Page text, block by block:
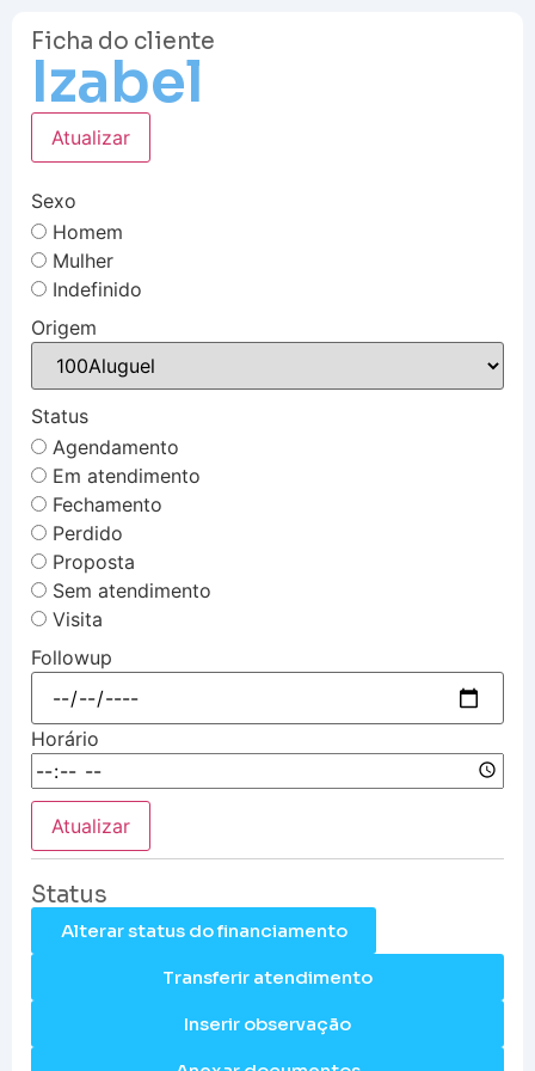
Ficha do cliente
Izabel
Atualizar
Sexo
Homem
Mulher
Indefinido
Origem
Status
Agendamento
Em atendimento
Fechamento
Perdido
Proposta
Sem atendimento
Visita
Followup
Horário
Atualizar
Status
Alterar status do financiamento
Transferir atendimento
Inserir observação